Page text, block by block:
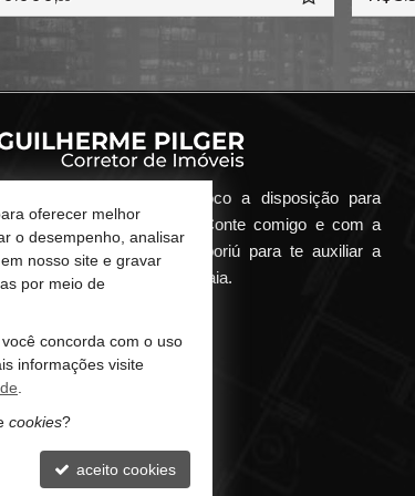
dúvida que surgir me coloco a disposição para
maneira ágil e eficiente. Conte comigo e com a
em Balneário Camboriú para te auxiliar a
seu imóvel ideal aqui na Praia.
8080 (WhatsApp)
oferecer melhor
o desempenho, analisar
nosso site e gravar
por meio de
concorda com o uso
informações visite
cookies?
aceito cookies